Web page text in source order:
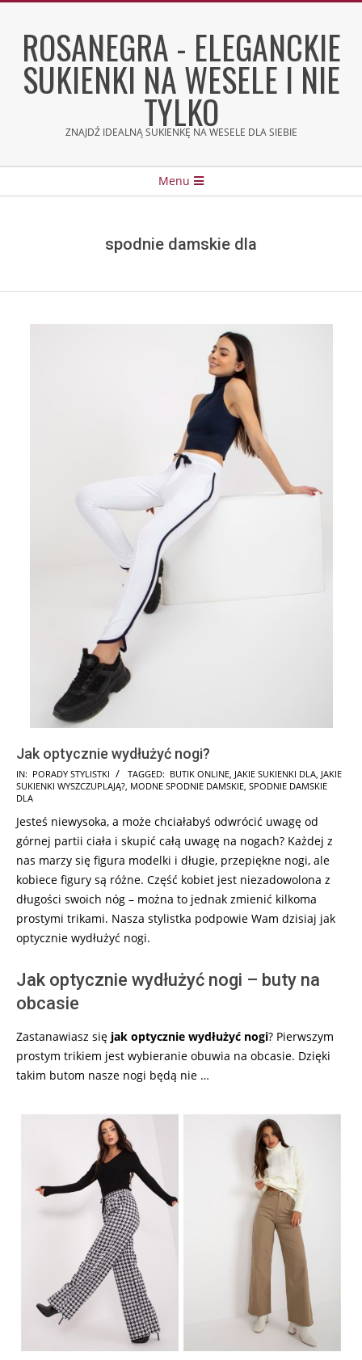
contentROSANEGRA - ELEGANCKIE
SUKIENKI NA WESELE I NIE
TYLKO
ZNAJDŹ IDEALNĄ SUKIENKĘ NA WESELE DLA SIEBIE
Menu
spodnie damskie dla
Jak optycznie wydłużyć nogi?
2025-
06-
IN: PORADY STYLISTKI TAGGED: BUTIK ONLINE JAKIE SUKIENKI DLA JAKIE
SUKIENKI WYSZCZUPLAJĄ? MODNE SPODNIE DAMSKIE SPODNIE DAMSKIE
DLA
Jesteś niewysoka, a może chciałabyś odwrócić uwagę od
górnej partii ciała i skupić całą uwagę na nogach? Każdej z
nas marzy się figura modelki i długie, przepiękne nogi, ale
kobiece figury są różne. Część kobiet jest niezadowolona z
długości swoich nóg – można to jednak zmienić kilkoma
prostymi trikami. Nasza stylistka podpowie Wam dzisiaj jak
optycznie wydłużyć nogi.
Jak optycznie wydłużyć nogi – buty na
obcasie
Zastanawiasz się jak optycznie wydłużyć nogi? Pierwszym
prostym trikiem jest wybieranie obuwia na obcasie. Dzięki
takim butom nasze nogi będą nie …